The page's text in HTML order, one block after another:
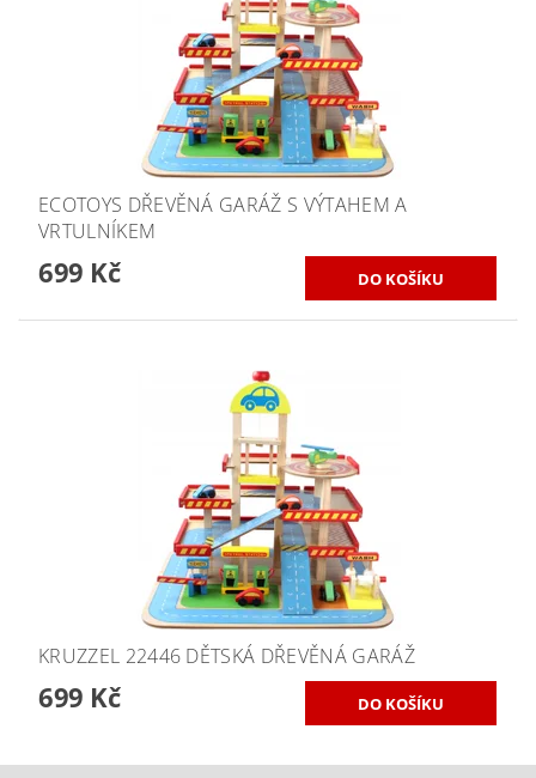
ECOTOYS DŘEVĚNÁ GARÁŽ S VÝTAHEM A
VRTULNÍKEM
699 Kč
KRUZZEL 22446 DĚTSKÁ DŘEVĚNÁ GARÁŽ
699 Kč